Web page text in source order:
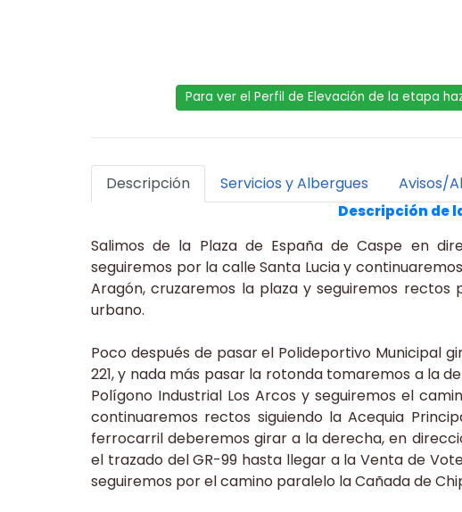
Para ver el Perfil de Elevación de la etapa
Descripción Servicios y Albergues Avisos/
Descripción de
Salimos de la Plaza de España de Caspe en
seguiremos por la calle Santa Lucia y
Aragón, cruzaremos la plaza y seguiremos rectos
urbano.
Poco después de pasar el Polideportivo Municipal
221, y nada más pasar la rotonda tomaremos a la
Polígono Industrial Los Arcos y seguiremos el
continuaremos rectos siguiendo la Acequia
ferrocarril deberemos girar a la derecha, en
el trazado del GR-99 hasta llegar a la Venta de
seguiremos por el camino paralelo la Cañada de